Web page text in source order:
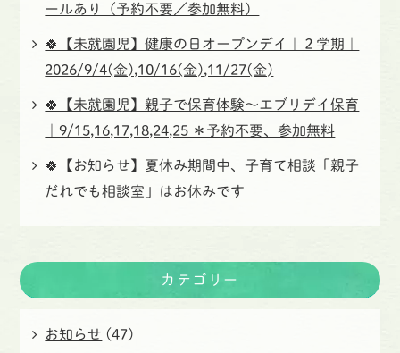
ールあり（予約不要／参加無料）
🍀【未就園児】健康の日オープンデイ｜２学期｜
2026/9/4(金),10/16(金),11/27(金)
🍀【未就園児】親子で保育体験〜エブリデイ保育
｜9/15,16,17,18,24,25 ＊予約不要、参加無料
🍀【お知らせ】夏休み期間中、子育て相談「親子
だれでも相談室」はお休みです
カテゴリー
お知らせ (47)